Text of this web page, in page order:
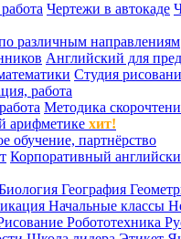
Чертежи в автокаде
различным направлениям
Английский для
Студия
работа
Методика
арифметике хит!
обучение, партнёрство
Корпоративный
География
Начальные классы
Робототехника